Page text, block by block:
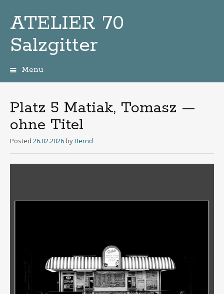
ATELIER 70
Salzgitter
Menu
Platz 5 Matiak, Tomasz —
ohne Titel
Posted 26.02.2026 byBernd